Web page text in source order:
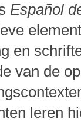
Español
en
van de
leren